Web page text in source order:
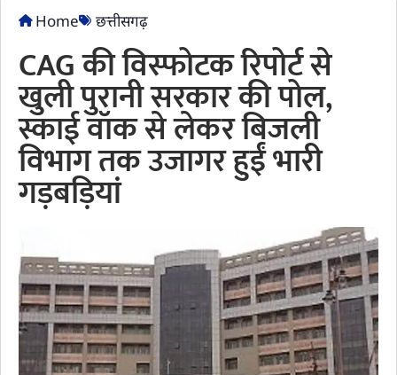
Home छत्तीसगढ़
CAG की विस्फोटक रिपोर्ट से
खुली पुरानी सरकार की पोल,
स्काई वॉक से लेकर बिजली
विभाग तक उजागर हुईं भारी
गड़बड़ियां